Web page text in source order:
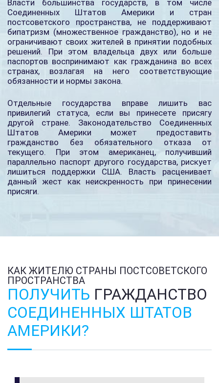
Власти большинства государств, в том числе
Соединенных Штатов Америки и стран
постсоветского пространства, не поддерживают
бипатризм (множественное гражданство), но и не
ограничивают своих жителей в принятии подобных
решений. При этом владельца двух или больше
паспортов воспринимают как гражданина во всех
странах, возлагая на него соответствующие
обязанности и нормы закона.
Отдельные государства вправе лишить вас
привилегий статуса, если вы принесете присягу
другой стране. Законодательство Соединенных
Штатов Америки может предоставить
гражданство без обязательного отказа от
текущего. При этом американец, получивший
параллельно паспорт другого государства, рискует
лишиться поддержки США. Власть расценивает
данный жест как неискренность при принесении
присяги.
КАК ЖИТЕЛЮ СТРАНЫ ПОСТСОВЕТСКОГО
ПРОСТРАНСТВА
ПОЛУЧИТЬ ГРАЖДАНСТВО
СОЕДИНЕННЫХ ШТАТОВ
АМЕРИКИ?